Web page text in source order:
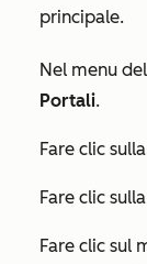
principale.
Nel menu
Portali.
Fare clic
Fare clic sulla
Fare clic sul